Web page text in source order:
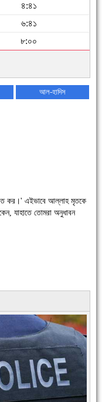
৪:৪১
৬:৪১
৮:০০
আল-হাদিস
কর।' এইভাবে আল্লাহ মৃতকে
যাহাতে তোমরা অনুধাবন